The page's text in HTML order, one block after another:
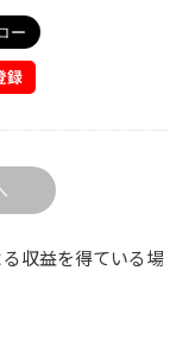
収益を得ている場